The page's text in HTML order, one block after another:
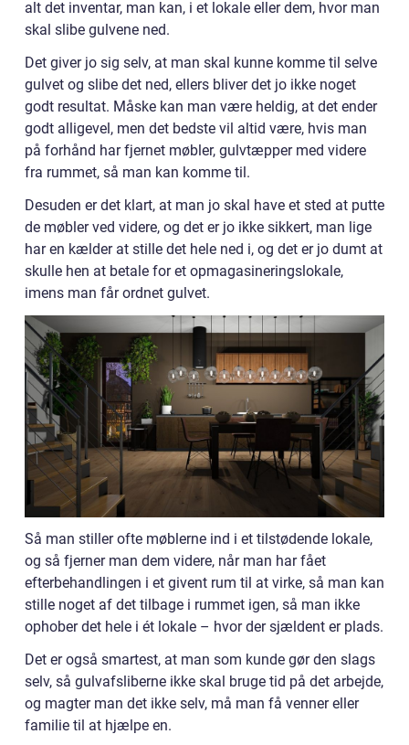
alt det inventar, man kan, i et lokale eller dem, hvor man
skal slibe gulvene ned.
Det giver jo sig selv, at man skal kunne komme til selve
gulvet og slibe det ned, ellers bliver det jo ikke noget
godt resultat. Måske kan man være heldig, at det ender
godt alligevel, men det bedste vil altid være, hvis man
på forhånd har fjernet møbler, gulvtæpper med videre
fra rummet, så man kan komme til.
Desuden er det klart, at man jo skal have et sted at putte
de møbler ved videre, og det er jo ikke sikkert, man lige
har en kælder at stille det hele ned i, og det er jo dumt at
skulle hen at betale for et opmagasineringslokale,
imens man får ordnet gulvet.
Så man stiller ofte møblerne ind i et tilstødende lokale,
og så fjerner man dem videre, når man har fået
efterbehandlingen i et givent rum til at virke, så man kan
stille noget af det tilbage i rummet igen, så man ikke
ophober det hele i ét lokale – hvor der sjældent er plads.
Det er også smartest, at man som kunde gør den slags
selv, så gulvafsliberne ikke skal bruge tid på det arbejde,
og magter man det ikke selv, må man få venner eller
familie til at hjælpe en.